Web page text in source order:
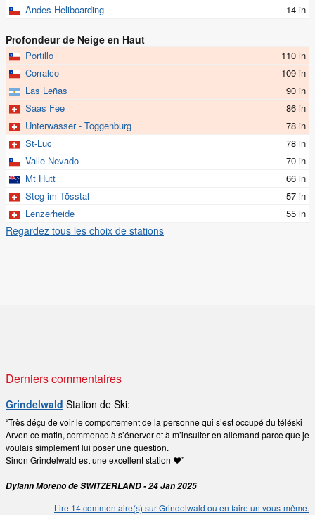
Andes Heliboarding
14 in
Profondeur de Neige en Haut
Portillo
110 in
Corralco
109 in
Las Leñas
90 in
Saas Fee
86 in
Unterwasser - Toggenburg
78 in
St-Luc
78 in
Valle Nevado
70 in
Mt Hutt
66 in
Steg im Tösstal
57 in
Lenzerheide
55 in
Regardez tous les choix de stations
Derniers commentaires
Grindelwald Station de Ski:
“Très déçu de voir le comportement de la personne qui s’est occupé du téléski
Arven ce matin, commence à s’énerver et à m’insulter en allemand parce que je
voulais simplement lui poser une question.
Sinon Grindelwald est une excellent station ❤️”
Dylann Moreno de SWITZERLAND - 24 Jan 2025
Lire 14 commentaire(s) sur Grindelwald ou en faire un vous-même.